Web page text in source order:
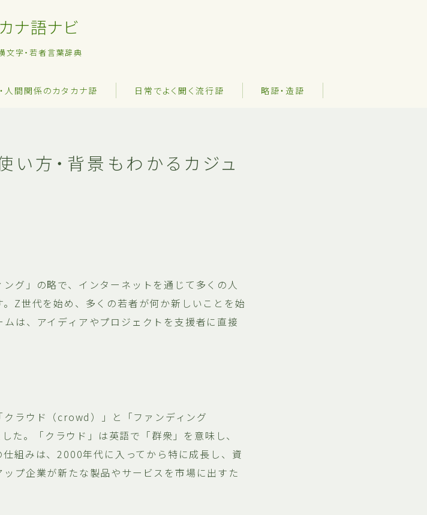
ナ語ナビ
文字・若者言葉辞典
人間関係のカタカナ語 日常でよく聞く流行語 略語・造語
い方・背景もわかるカジュ
グ」の略で、インターネットを通じて多くの人
Z世代を始め、多くの若者が何か新しいことを始
は、アイディアやプロジェクトを支援者に直接
ラウド（crowd）」と「ファンディング
た。「クラウド」は英語で「群衆」を意味し、
組みは、2000年代に入ってから特に成長し、資
プ企業が新たな製品やサービスを市場に出すた